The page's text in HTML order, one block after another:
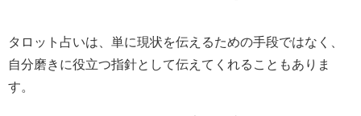
タロット占いは、単に現状を伝えるための手段ではなく、
自分磨きに役立つ指針として伝えてくれることもありま
す。